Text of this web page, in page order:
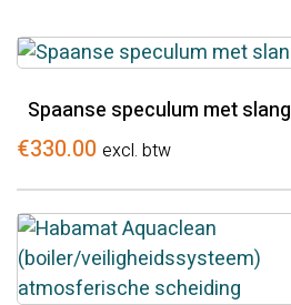
Spaanse speculum met slang
€330.00 excl. btw